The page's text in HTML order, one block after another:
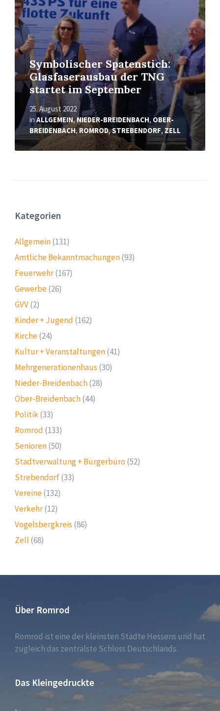
Symbolischer Spatenstich:
Glasfaserausbau der TNG
startet im September
25. August 2022
in ALLGEMEIN,NIEDER-BREIDENBACH, OBER-
BREIDENBACH,ROMROD,STREBENDORF, ZELL
Kategorien
Allgemein(131)
Amtliche Bekanntmachungen(93)
Feuerwehr(167)
Gewerbe(26)
GVV(2)
Kinder + Jugend (162)
Kirche(24)
Kultur + Veranstaltungen(41)
Mehrgenerationenhaus (30)
Nieder-Breidenbach(28)
Ober-Breidenbach(44)
Politik(33)
Romrod (133)
Senioren(50)
Stadtverwaltung + Bürgerbüro (52)
Strebendorf(33)
Vereine(132)
Verkehr(12)
Vogelsbergkreis (86)
Zell (68)
Über Romrod
Romrod ist eine der kleinsten Städte Hessens und hat
zugleich das zentralste Schloss Deutschlands.
Das Kleingedruckte